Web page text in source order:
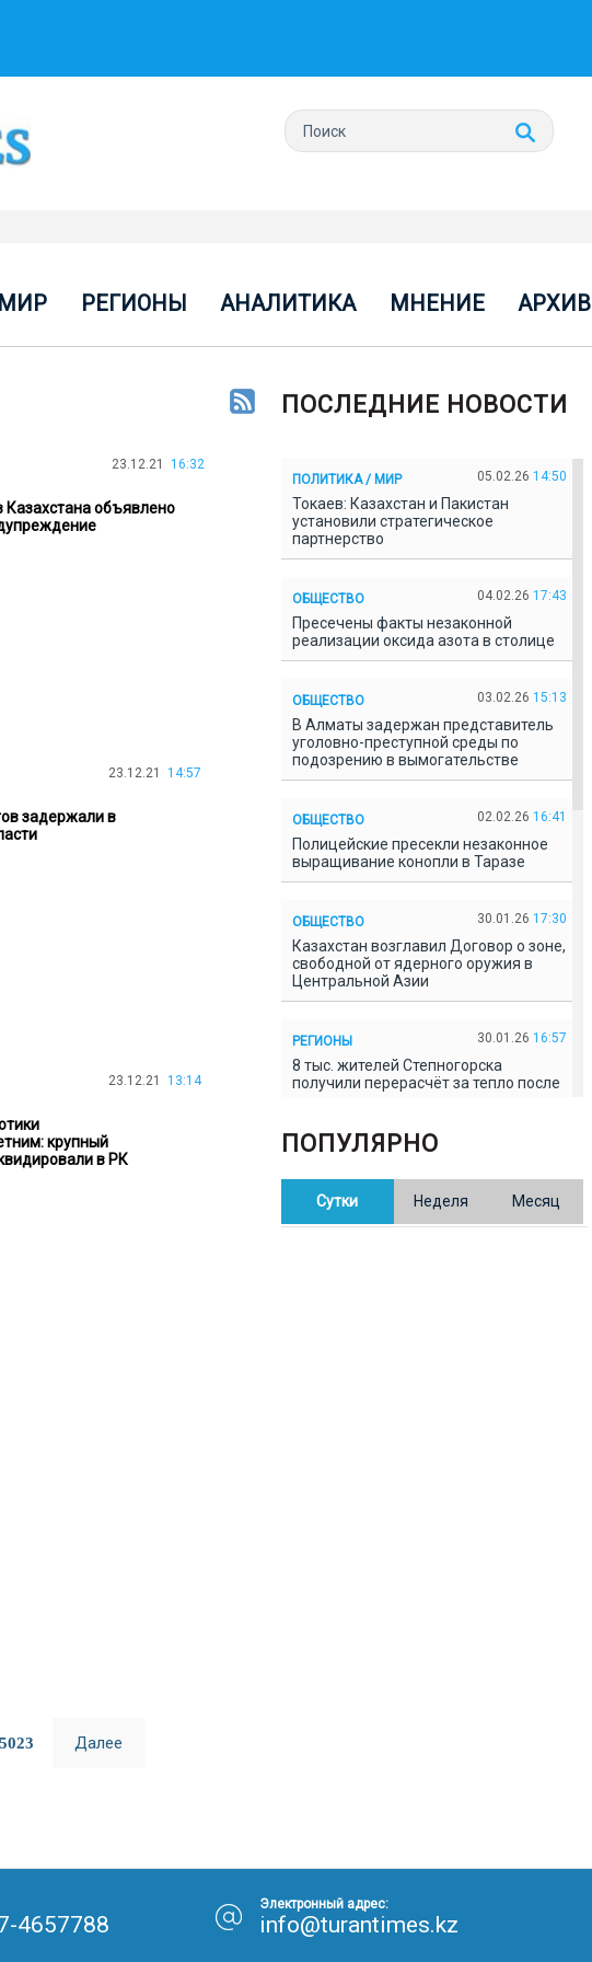
МИР РЕГИОНЫ АНАЛИТИКА МНЕНИЕ АРХИВ
23.12.21 16:32
Казахстана объявлено
23.12.21 14:57
задержали в
23.12.21 13:14
крупный
в РК
5023 Далее
ПОСЛЕДНИЕ НОВОСТИ
ПОЛИТИКА / МИР 05.02.26 14:50
Токаев: Казахстан и Пакистан
установили стратегическое
партнерство
ОБЩЕСТВО 04.02.26 17:43
Пресечены факты незаконной
реализации оксида азота в столице
ОБЩЕСТВО 03.02.26 15:13
В Алматы задержан представитель
уголовно-преступной среды по
подозрению в вымогательстве
ОБЩЕСТВО 02.02.26 16:41
Полицейские пресекли незаконное
выращивание конопли в Таразе
ОБЩЕСТВО 30.01.26 17:30
Казахстан возглавил Договор о зоне,
свободной от ядерного оружия в
Центральной Азии
РЕГИОНЫ 30.01.26 16:57
8 тыс. жителей Степногорска
получили перерасчёт за тепло после
В Казахстане готовят новую
редакцию Конституции: меняется
ПОПУЛЯРНО
Сутки Неделя Месяц
4657788
Электронный адрес:
info@turantimes.kz